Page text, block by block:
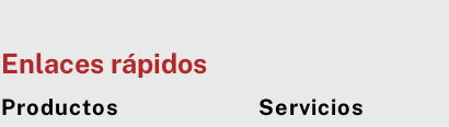
Enlaces rápidos
Productos Servicios